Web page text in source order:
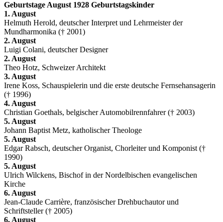
Geburtstage August 1928 Geburtstagskinder
1. August
Helmuth Herold, deutscher Interpret und Lehrmeister der
Mundharmonika († 2001)
2. August
Luigi Colani, deutscher Designer
2. August
Theo Hotz, Schweizer Architekt
3. August
Irene Koss, Schauspielerin und die erste deutsche Fernsehansagerin
(† 1996)
4. August
Christian Goethals, belgischer Automobilrennfahrer († 2003)
5. August
Johann Baptist Metz, katholischer Theologe
5. August
Edgar Rabsch, deutscher Organist, Chorleiter und Komponist (†
1990)
5. August
Ulrich Wilckens, Bischof in der Nordelbischen evangelischen
Kirche
6. August
Jean-Claude Carrière, französischer Drehbuchautor und
Schriftsteller († 2005)
6. August